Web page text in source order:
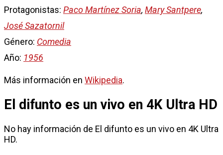
Protagonistas: Paco Martínez Soria, Mary Santpere,
José Sazatornil
Género: Comedia
Año: 1956
Más información en Wikipedia.
El difunto es un vivo en 4K Ultra HD
No hay información de El difunto es un vivo en 4K Ultra
HD.